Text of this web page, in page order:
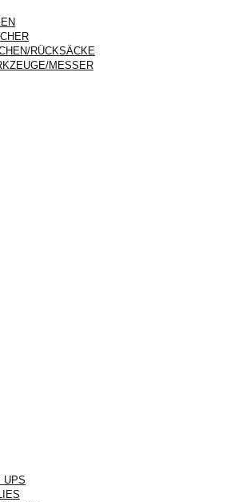
RÜCKSÄCKE
MESSER
UPS